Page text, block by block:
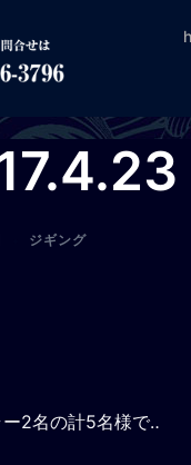
ジギング
2名の計5名様で‥